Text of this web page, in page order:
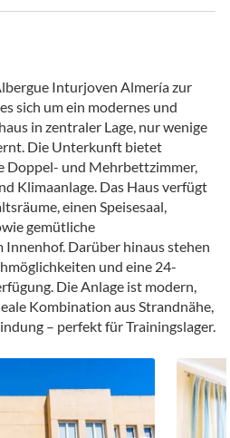
Inturjoven Almería zur
sich um ein modernes und
in zentraler Lage, nur wenige
Die Unterkunft bietet
Doppel- und Mehrbettzimmer,
Klimaanlage. Das Haus verfügt
einen Speisesaal,
gemütliche
Innenhof. Darüber hinaus stehen
und eine 24-
Die Anlage ist modern,
Kombination aus Strandnähe,
– perfekt für Trainingslager.